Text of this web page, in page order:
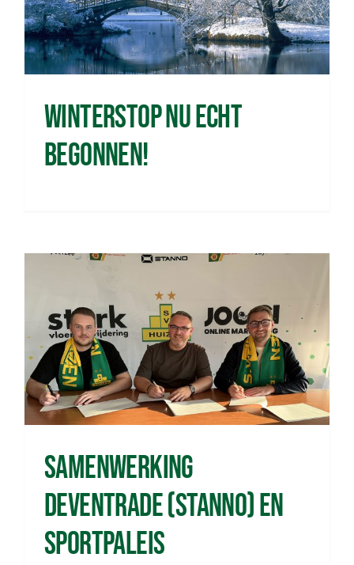
Teams
Organisatie
Sponsoren
ClubTV
Club van 100
Winterstop nu echt
begonnen!
Samenwerking
Deventrade (Stanno) en
Sportpaleis